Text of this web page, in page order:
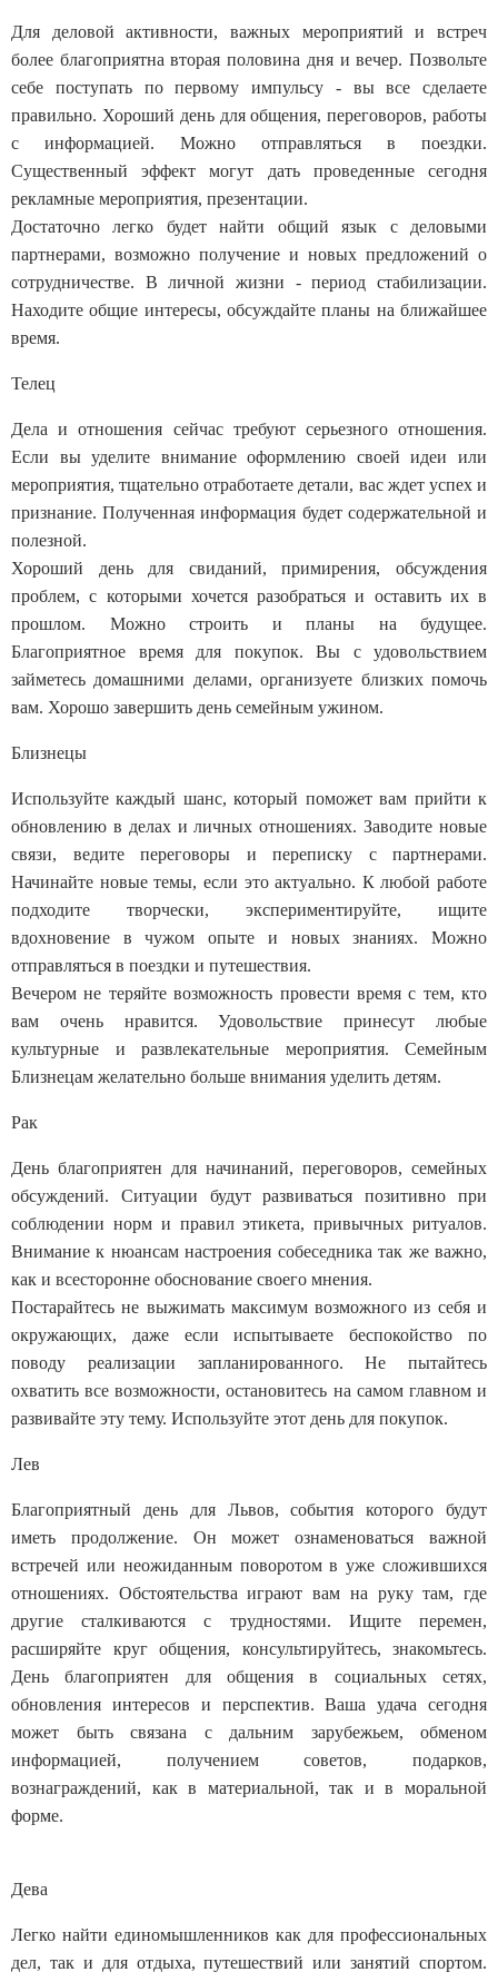
Для деловой активности, важных мероприятий и встреч
более благоприятна вторая половина дня и вечер. Позвольте
себе поступать по первому импульсу - вы все сделаете
правильно. Хороший день для общения, переговоров, работы
с информацией. Можно отправляться в поездки.
Существенный эффект могут дать проведенные сегодня
рекламные мероприятия, презентации.
Достаточно легко будет найти общий язык с деловыми
партнерами, возможно получение и новых предложений о
сотрудничестве. В личной жизни - период стабилизации.
Находите общие интересы, обсуждайте планы на ближайшее
время.
Телец
Дела и отношения сейчас требуют серьезного отношения.
Если вы уделите внимание оформлению своей идеи или
мероприятия, тщательно отработаете детали, вас ждет успех и
признание. Полученная информация будет содержательной и
полезной.
Хороший день для свиданий, примирения, обсуждения
проблем, с которыми хочется разобраться и оставить их в
прошлом. Можно строить и планы на будущее.
Благоприятное время для покупок. Вы с удовольствием
займетесь домашними делами, организуете близких помочь
вам. Хорошо завершить день семейным ужином.
Близнецы
Используйте каждый шанс, который поможет вам прийти к
обновлению в делах и личных отношениях. Заводите новые
связи, ведите переговоры и переписку с партнерами.
Начинайте новые темы, если это актуально. К любой работе
подходите творчески, экспериментируйте, ищите
вдохновение в чужом опыте и новых знаниях. Можно
отправляться в поездки и путешествия.
Вечером не теряйте возможность провести время с тем, кто
вам очень нравится. Удовольствие принесут любые
культурные и развлекательные мероприятия. Семейным
Близнецам желательно больше внимания уделить детям.
Рак
День благоприятен для начинаний, переговоров, семейных
обсуждений. Ситуации будут развиваться позитивно при
соблюдении норм и правил этикета, привычных ритуалов.
Внимание к нюансам настроения собеседника так же важно,
как и всесторонне обоснование своего мнения.
Постарайтесь не выжимать максимум возможного из себя и
окружающих, даже если испытываете беспокойство по
поводу реализации запланированного. Не пытайтесь
охватить все возможности, остановитесь на самом главном и
развивайте эту тему. Используйте этот день для покупок.
Лев
Благоприятный день для Львов, события которого будут
иметь продолжение. Он может ознаменоваться важной
встречей или неожиданным поворотом в уже сложившихся
отношениях. Обстоятельства играют вам на руку там, где
другие сталкиваются с трудностями. Ищите перемен,
расширяйте круг общения, консультируйтесь, знакомьтесь.
День благоприятен для общения в социальных сетях,
обновления интересов и перспектив. Ваша удача сегодня
может быть связана с дальним зарубежьем, обменом
информацией, получением советов, подарков,
вознаграждений, как в материальной, так и в моральной
форме.
Дева
Легко найти единомышленников как для профессиональных
дел, так и для отдыха, путешествий или занятий спортом.